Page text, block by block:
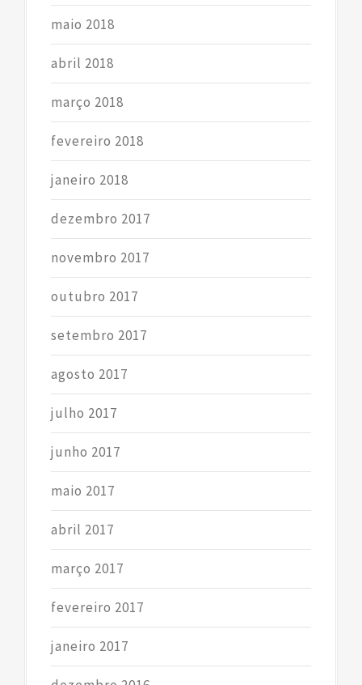
maio 2018
abril 2018
março 2018
fevereiro 2018
janeiro 2018
dezembro 2017
novembro 2017
outubro 2017
setembro 2017
agosto 2017
julho 2017
junho 2017
maio 2017
abril 2017
março 2017
fevereiro 2017
janeiro 2017